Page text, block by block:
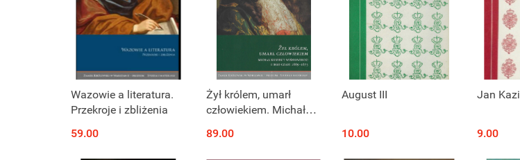
Wazowie a literatura.
Przekroje i zbliżenia
59.00
Żył królem, umarł
człowiekiem. Michał
jego czasy 1669-1673
89.00
Produkt niedostępny
August III
10.00
Jan
9.00